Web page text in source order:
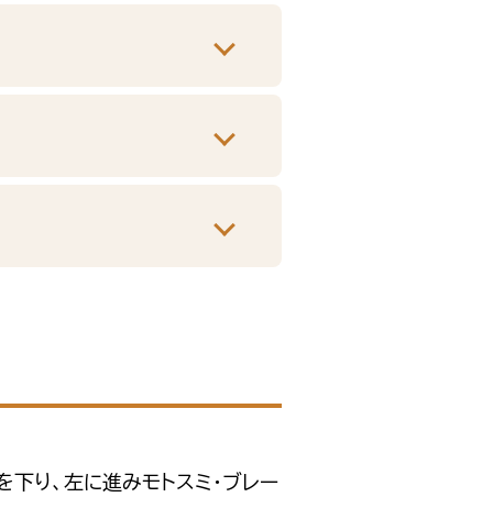
り、左に進みモトスミ・ブレー